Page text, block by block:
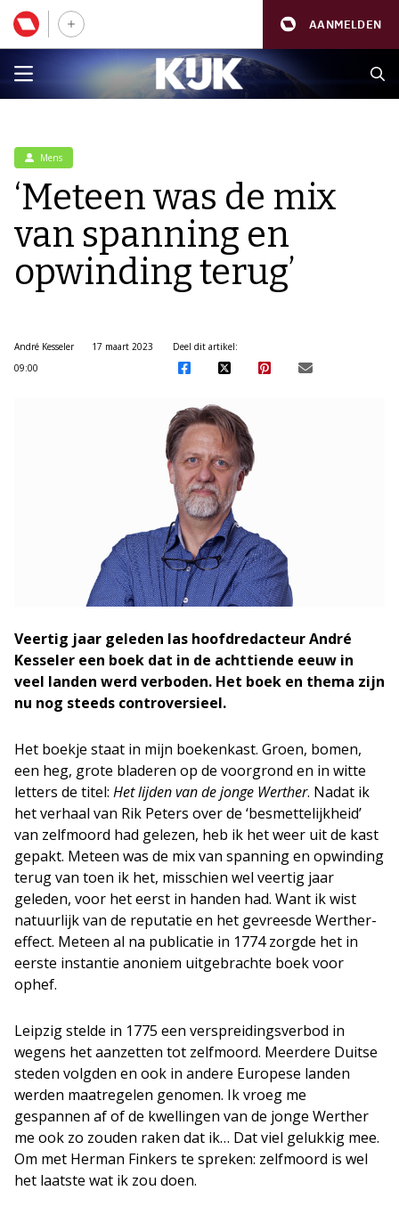
AANMELDEN
Mens
‘Meteen was de mix
van spanning en
opwinding terug’
André Kesseler
17 maart 2023
09:00
Deel dit artikel:
Veertig jaar geleden las hoofdredacteur André
Kesseler een boek dat in de achttiende eeuw in
veel landen werd verboden. Het boek en thema zijn
nu nog steeds controversieel.
Het boekje staat in mijn boekenkast. Groen, bomen,
een heg, grote bladeren op de voorgrond en in witte
letters de titel: Het lijden van de jonge Werther. Nadat ik
het verhaal van Rik Peters over de ‘besmettelijkheid’
van zelfmoord had gelezen, heb ik het weer uit de kast
gepakt. Meteen was de mix van spanning en opwinding
terug van toen ik het, misschien wel veertig jaar
geleden, voor het eerst in handen had. Want ik wist
natuurlijk van de reputatie en het gevreesde Werther-
effect. Meteen al na publicatie in 1774 zorgde het in
eerste instantie anoniem uitgebrachte boek voor
ophef.
Leipzig stelde in 1775 een verspreidingsverbod in
wegens het aanzetten tot zelfmoord. Meerdere Duitse
steden volgden en ook in andere Europese landen
werden maatregelen genomen. Ik vroeg me
gespannen af of de kwellingen van de jonge Werther
me ook zo zouden raken dat ik… Dat viel gelukkig mee.
Om met Herman Finkers te spreken: zelfmoord is wel
het laatste wat ik zou doen.